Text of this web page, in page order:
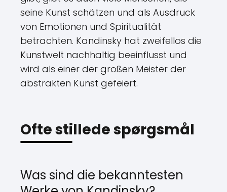
seine Kunst schätzen und als Ausdruck
von Emotionen und Spiritualität
betrachten. Kandinsky hat zweifellos die
Kunstwelt nachhaltig beeinflusst und
wird als einer der großen Meister der
abstrakten Kunst gefeiert.
Ofte stillede spørgsmål
Was sind die bekanntesten